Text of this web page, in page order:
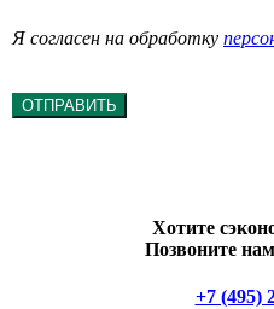
Я согласен на обработку
ОТПРАВИТЬ
Хотите
Позвоните
+7 (495)